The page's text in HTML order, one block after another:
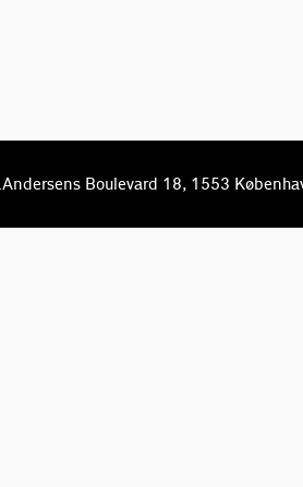
Boulevard 18, 1553